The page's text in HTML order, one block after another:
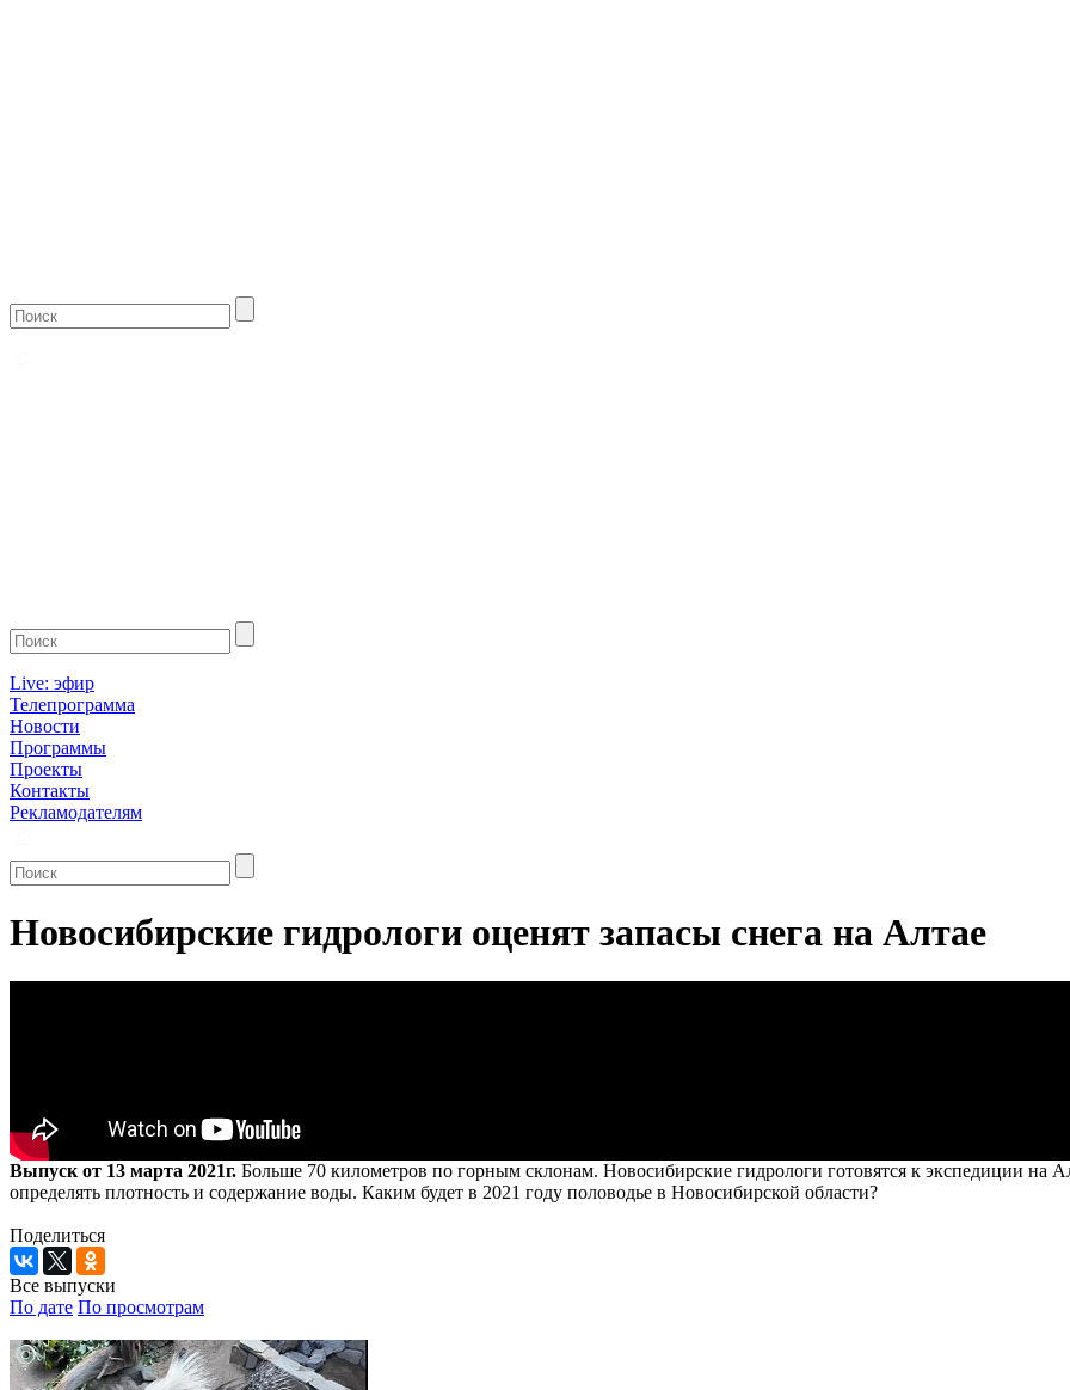
Live: эфир
Телепрограмма
Новости
Программы
Проекты
Контакты
Рекламодателям
Новосибирские гидрологи оценят запасы снега на Алтае
Выпуск от 13 марта 2021г. Больше 70 километров по горным склонам. Новосибирские гидрологи готовятся к экспедиции на
определять плотность и содержание воды. Каким будет в 2021 году половодье в Новосибирской области?
Поделиться
Все выпуски
По дате По просмотрам